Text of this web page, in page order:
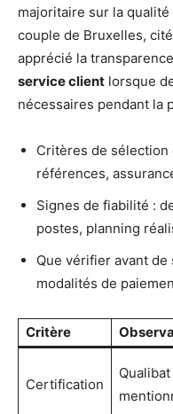
majoritaire sur la
couple de Bruxelles,
apprécié la
service client lorsque
nécessaires pendant la
Critères de
références,
Signes de fiabilité :
postes, planning
Que vérifier avant
modalités de
Critère
Certification
Qualibat